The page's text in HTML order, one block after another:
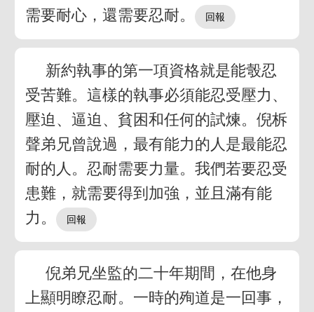
需要耐心，還需要忍耐。
新約執事的第一項資格就是能彀忍
受苦難。這樣的執事必須能忍受壓力、
壓迫、逼迫、貧困和任何的試煉。倪柝
聲弟兄曾說過，最有能力的人是最能忍
耐的人。忍耐需要力量。我們若要忍受
患難，就需要得到加強，並且滿有能
力。
倪弟兄坐監的二十年期間，在他身
上顯明瞭忍耐。一時的殉道是一回事，